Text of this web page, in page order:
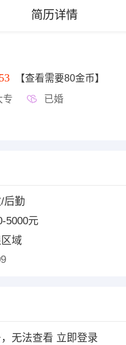
简历详情
【查看需要80金币】
专 已婚
后勤
5000元
域
无法查看 立即登录